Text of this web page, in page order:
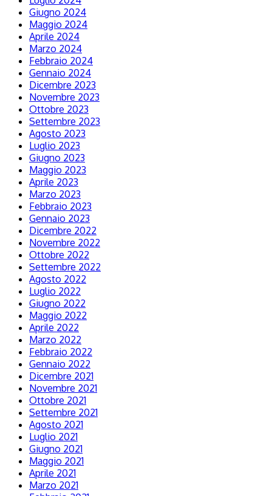
Giugno 2024
Maggio 2024
Aprile 2024
Marzo 2024
Febbraio 2024
Gennaio 2024
Dicembre 2023
Novembre 2023
Ottobre 2023
Settembre 2023
Agosto 2023
Luglio 2023
Giugno 2023
Maggio 2023
Aprile 2023
Marzo 2023
Febbraio 2023
Gennaio 2023
Dicembre 2022
Novembre 2022
Ottobre 2022
Settembre 2022
Agosto 2022
Luglio 2022
Giugno 2022
Maggio 2022
Aprile 2022
Marzo 2022
Febbraio 2022
Gennaio 2022
Dicembre 2021
Novembre 2021
Ottobre 2021
Settembre 2021
Agosto 2021
Luglio 2021
Giugno 2021
Maggio 2021
Aprile 2021
Marzo 2021